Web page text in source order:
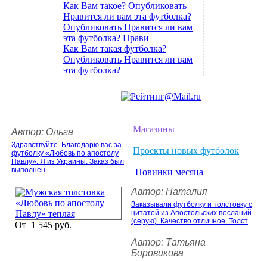
Как Вам такое? Опубликовать
Нравится ли вам эта футболка?
Опубликовать Нравится ли вам
эта футболка? Нрави
Как Вам такая футболка?
Опубликовать Нравится ли вам
эта футболка?
Магазины
Проекты новых футболок
Новинки месяца
От 1 545 руб.
Автор: Ольга
Здравствуйте. Благодарю вас за
футболку «Любовь по апостолу
Павлу». Я из Украины. Заказ был
выполнен
Автор: Наталия
Заказывали футболку и толстовку с
цитатой из Апостольских посланий
(серую). Качество отличное. Толст
Автор: Татьяна
Боровикова